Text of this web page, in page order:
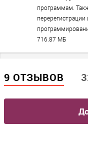
Количество
нет
программам.
перерегистрации
716.87 МБ
9 ОТЗЫВОВ